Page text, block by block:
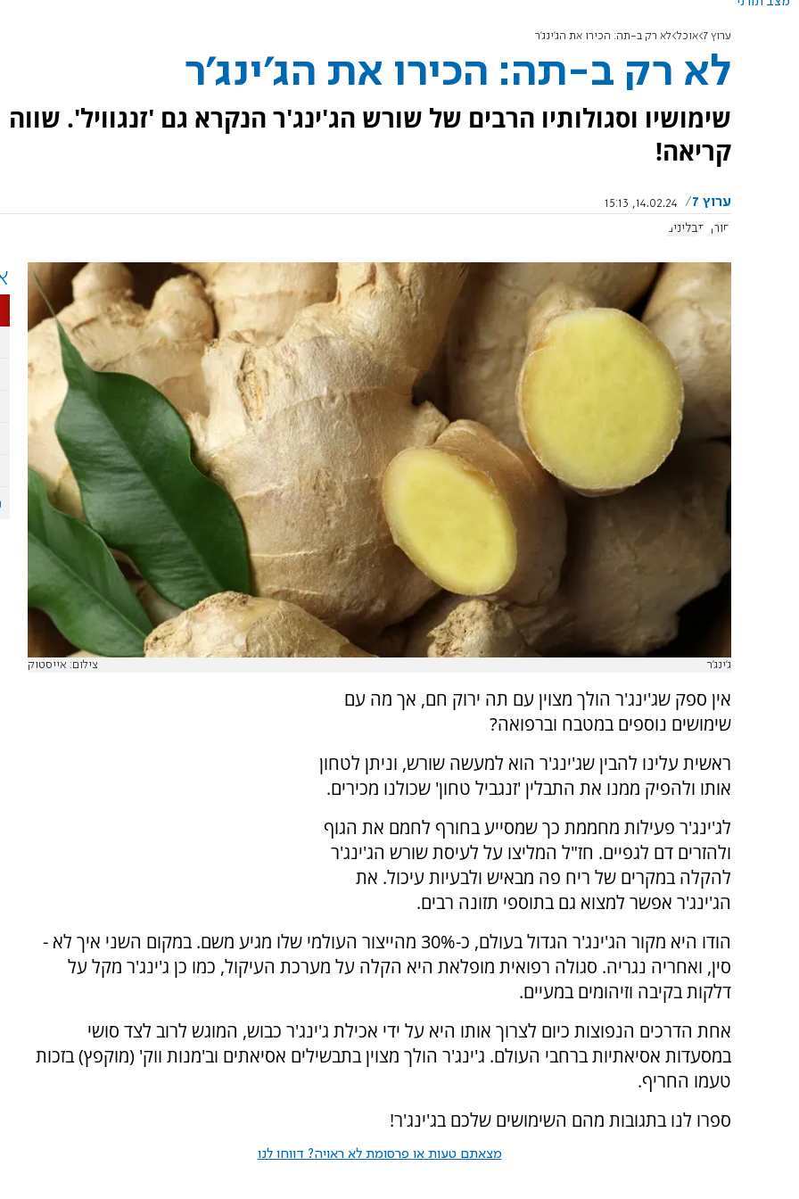
ערוץ 7 אוכל לא רק ב-תה: הכירו את הג'ינג'ר
לא רק ב-תה: הכירו את הג'ינג'ר
שימושיו וסגולותיו הרבים של שורש הג'ינג'ר הנקרא גם 'זנגוויל'. שווה
קריאה!
ערוץ 7
14.02.24, 15:13
חורף
תבלינים
ג'ינג'ר צילום: אייסטוק
אין ספק שג'ינג'ר הולך מצוין עם תה ירוק חם, אך מה עם
שימושים נוספים במטבח וברפואה?
ראשית עלינו להבין שג'ינג'ר הוא למעשה שורש, וניתן לטחון
אותו ולהפיק ממנו את התבלין 'זנגביל טחון' שכולנו מכירים.
לג'ינג'ר פעילות מחממת כך שמסייע בחורף לחמם את הגוף
ולהזרים דם לגפיים. חז"ל המליצו על לעיסת שורש הג'ינג'ר
להקלה במקרים של ריח פה מבאיש ולבעיות עיכול. את
הג'ינג'ר אפשר למצוא גם בתוספי תזונה רבים.
הודו היא מקור הג'ינג'ר הגדול בעולם, כ-30% מהייצור העולמי שלו מגיע משם. במקום השני איך לא -
סין, ואחריה נגריה. סגולה רפואית מופלאת היא הקלה על מערכת העיקול, כמו כן ג'ינג'ר מקל על
דלקות בקיבה וזיהומים במעיים.
אחת הדרכים הנפוצות כיום לצרוך אותו היא על ידי אכילת ג'ינג'ר כבוש, המוגש לרוב לצד סושי
במסעדות אסיאתיות ברחבי העולם. ג'ינג'ר הולך מצוין בתבשילים אסיאתים וב'מנות ווק' (מוקפץ) בזכות
טעמו החריף.
ספרו לנו בתגובות מהם השימושים שלכם בג'ינג'ר!
מצאתם טעות או פרסומת לא ראויה? דווחו לנו